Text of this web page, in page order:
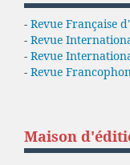
- Revue Française
- Revue
- Revue
- Revue
Maison